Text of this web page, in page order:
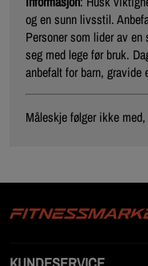
og en sunn livsstil.
Personer som lider av
seg med lege før bruk.
anbefalt for barn, gravide
Måleskje følger ikke